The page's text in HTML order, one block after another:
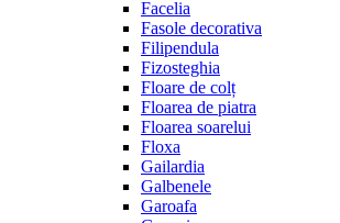
Facelia
Fasole decorativa
Filipendula
Fizosteghia
Floare de colț
Floarea de piatra
Floarea soarelui
Floxa
Gailardia
Galbenele
Garoafa